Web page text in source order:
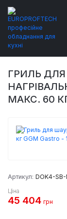
EUROPROFTECH
ГРИЛЬ
МАКС. 60 КГ
Артикул: DOK4-SB-
Ціна
45 404 грн